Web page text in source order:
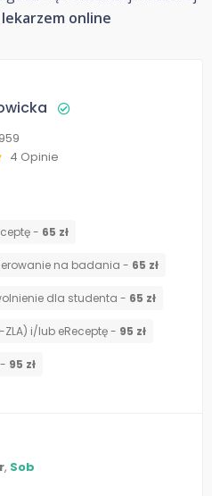
lekarzem online
4 Opinie
- 65 zł
na badania - 65 zł
dla studenta - 65 zł
i/lub eReceptę - 95 zł
95 zł
, Sob